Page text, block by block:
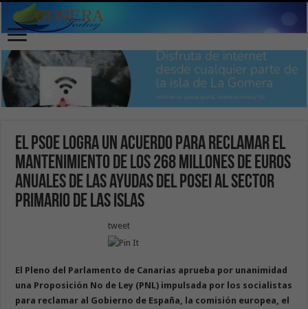
El PSOE logra un acuerdo para reclamar el
mantenimiento de los 268 millones de euros
anuales de las ayudas del POSEI al sector
primario de las islas
tweet
El Pleno del Parlamento de Canarias aprueba por unanimidad
una Proposición No de Ley (PNL) impulsada por los socialistas
para reclamar al Gobierno de España, la comisión europea, el